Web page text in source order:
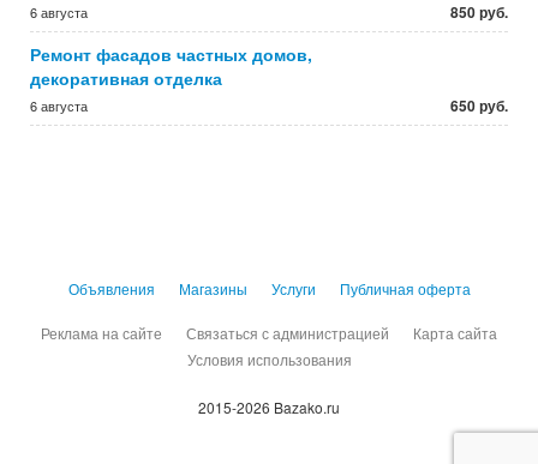
6 августа 850 руб.
Ремонт фасадов частных домов,
декоративная отделка
6 августа 650 руб.
Объявления Магазины Услуги Публичная оферта
Реклама на сайте Связаться с администрацией
Карта сайта
Условия использования
2015-2026 Bazako.ru